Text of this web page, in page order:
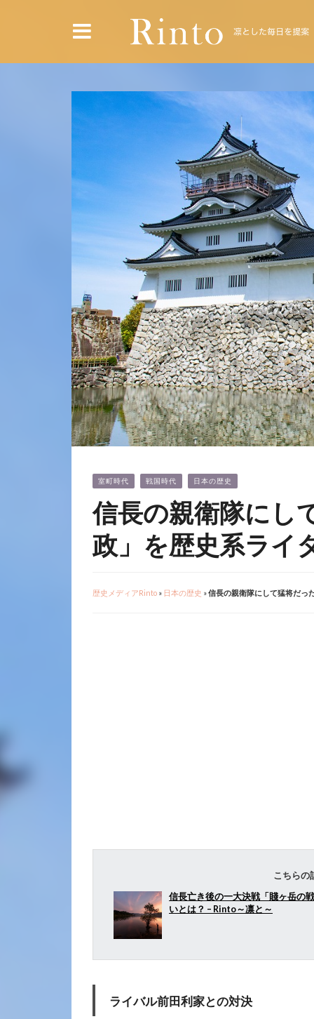
室町時代 戦国時代 日本の歴史
信長の親衛隊にし
政」を歴史系ライ
歴史メディアRinto » 日本の歴史 »信長の親衛隊にして猛将だっ
こちらの
信長亡き後の一大決戦「賤ヶ岳の
いとは？ – Rinto～凛と～
ライバル前田利家との対決